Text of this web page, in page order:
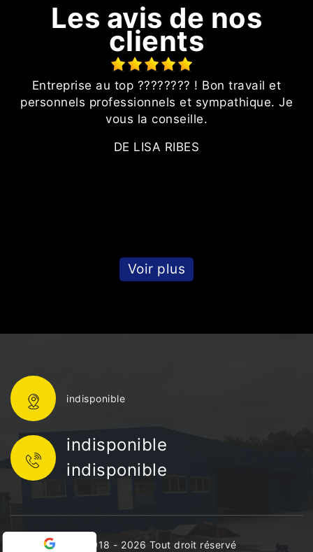
Les avis de nos
clients
Entreprise au top ???????? ! Bon travail et
personnels professionnels et sympathique. Je
vous la conseille.
DE LISA RIBES
Voir plus
indisponible
indisponible
indisponible
©2018 - 2026 Tout droit réservé